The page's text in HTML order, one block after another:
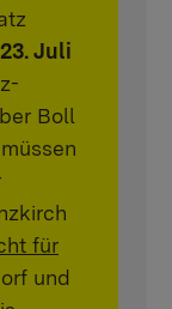
Juli
Boll
für
und